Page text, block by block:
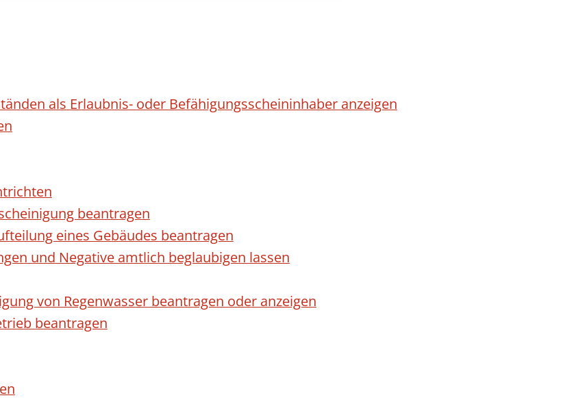
als Erlaubnis- oder Befähigungsscheininhaber anzeigen
beantragen
eines Gebäudes beantragen
und Negative amtlich beglaubigen lassen
von Regenwasser beantragen oder anzeigen
beantragen